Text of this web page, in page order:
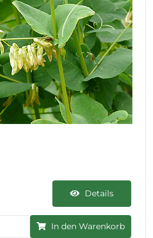
Details
In den Warenkorb